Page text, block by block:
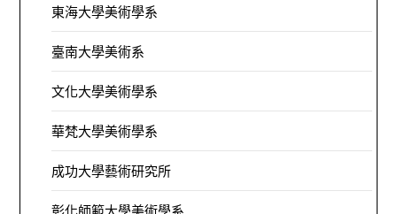
東海大學美術學系
臺南大學美術系
文化大學美術學系
華梵大學美術學系
成功大學藝術研究所